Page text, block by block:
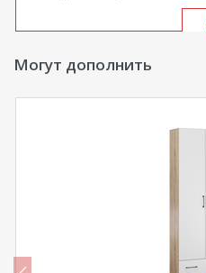
Могут дополнить